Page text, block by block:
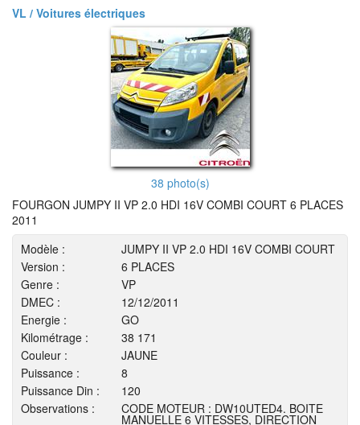
VL / Voitures électriques
38 photo(s)
FOURGON JUMPY II VP 2.0 HDI 16V COMBI COURT 6 PLACES
2011
Modèle :
JUMPY II VP 2.0 HDI 16V COMBI COURT
Version :
6 PLACES
Genre :
VP
DMEC :
12/12/2011
Energie :
GO
Kilométrage :
38 171
Couleur :
JAUNE
Puissance :
8
Puissance Din :
120
Observations :
CODE MOTEUR : DW10UTED4. BOITE
MANUELLE 6 VITESSES, DIRECTION